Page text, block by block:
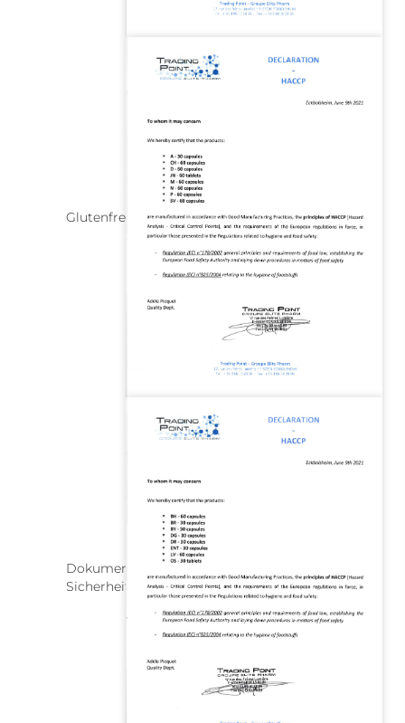
Glutenfreie Lebensmitteldokumentation
Dokument zur Einhaltung internationaler
Sicherheitsstandards